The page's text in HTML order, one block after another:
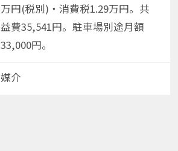
万円(税別)・消費税1.29万円。共
益費35,541円。駐車場別途月額
33,000円。
媒介